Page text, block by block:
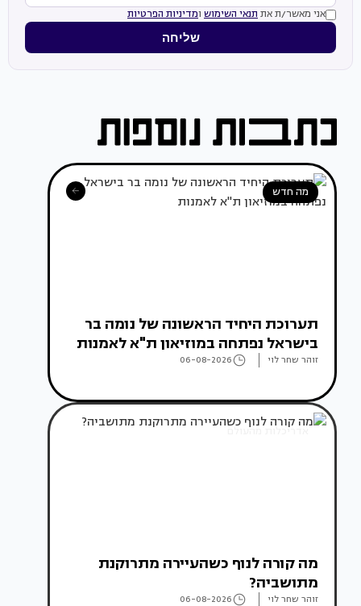
אני מאשר/ת את תנאי השימוש ומדיניות הפרטיות
שליחה
מה חדש
תערוכת היחיד הראשונה של נומה בר
בישראל נפתחה במוזיאון ת"א לאמנות
זוהר שחר לוי 06-08-2026
אדריכלות מהעולם
מה קורה לנוף כשהעיירה מתרוקנת
מתושביה?
זוהר שחר לוי 06-08-2026